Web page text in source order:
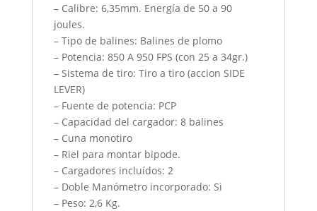
– Calibre: 6,35mm. Energía de 50 a 90
joules.
– Tipo de balines: Balines de plomo
– Potencia: 850 A 950 FPS (con 25 a 34gr.)
– Sistema de tiro: Tiro a tiro (accion SIDE
LEVER)
– Fuente de potencia: PCP
– Capacidad del cargador: 8 balines
– Cuna monotiro
– Riel para montar bipode.
– Cargadores incluídos: 2
– Doble Manómetro incorporado: Si
– Peso: 2,6 Kg.